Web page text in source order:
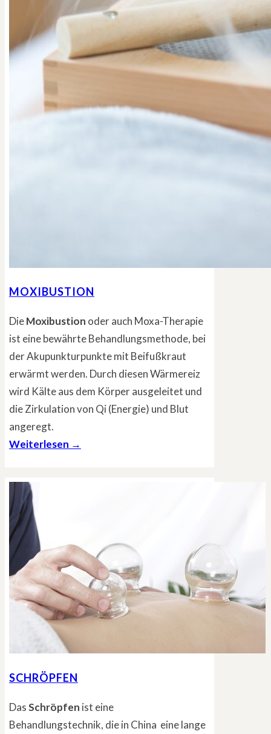
MOXIBUSTION
DieMoxibustion oder auch Moxa-Therapie
ist eine bewährte Behandlungsmethode, bei
der Akupunkturpunkte mit Beifußkraut
erwärmt werden. Durch diesen Wärmereiz
wird Kälte aus dem Körper ausgeleitet und
die Zirkulation von Qi (Energie) und Blut
angeregt.
Weiterlesen →
SCHRÖPFEN
DasSchröpfen ist eine
Behandlungstechnik, die in China eine lange